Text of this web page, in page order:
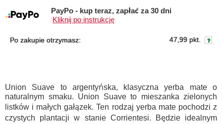
PayPo - kup teraz, zapłać za 30 dni
Kliknij po instrukcję
Po zakupie otrzymasz: 47,99 pkt.
Union Suave to argentyńska, klasyczna yerba mate o
naturalnym smaku. Union Suave to mieszanka zielonych
listków i małych gałązek. Ten rodzaj yerba mate pochodzi z
czystych plantacji w stanie Corrientesi. Będzie idealnym